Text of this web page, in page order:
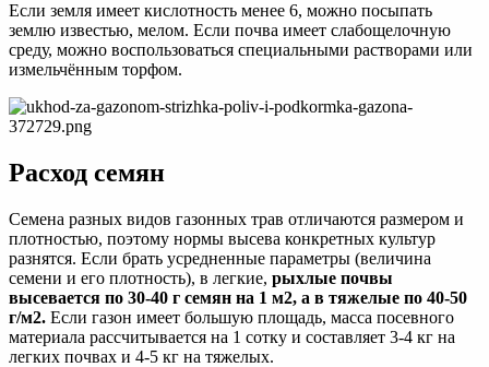
Если земля имеет кислотность менее 6, можно посыпать
землю известью, мелом. Если почва имеет слабощелочную
среду, можно воспользоваться специальными растворами или
измельчённым торфом.
Расход семян
Семена разных видов газонных трав отличаются размером и
плотностью, поэтому нормы высева конкретных культур
разнятся. Если брать усредненные параметры (величина
семени и его плотность), в легкие, рыхлые почвы
высевается по 30-40 г семян на 1 м2, а в тяжелые по 40-50
г/м2. Если газон имеет большую площадь, масса посевного
материала рассчитывается на 1 сотку и составляет 3-4 кг на
легких почвах и 4-5 кг на тяжелых.